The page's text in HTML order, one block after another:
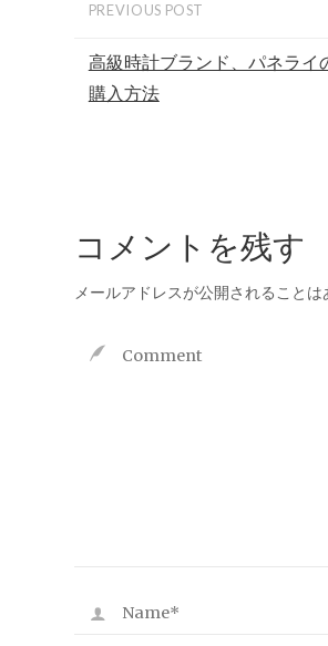
PREVIOUS POST
高級時計ブランド、パネライ
購入方法
コメントを残す
メールアドレスが公開されることは